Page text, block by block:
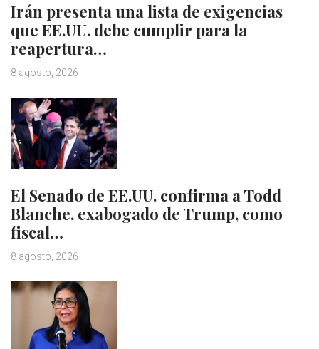
Irán presenta una lista de exigencias
que EE.UU. debe cumplir para la
reapertura…
8 agosto, 2026
El Senado de EE.UU. confirma a Todd
Blanche, exabogado de Trump, como
fiscal…
8 agosto, 2026